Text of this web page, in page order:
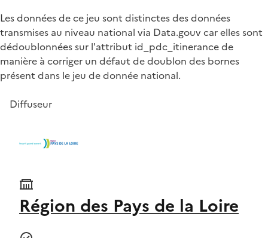
Les données de ce jeu sont distinctes des données
transmises au niveau national via Data.gouv car elles sont
dédoublonnées sur l'attribut id_pdc_itinerance de
manière à corriger un défaut de doublon des bornes
présent dans le jeu de donnée national.
Diffuseur
Région des Pays de la Loire